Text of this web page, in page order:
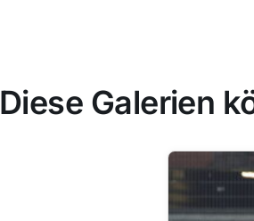
Diese Galerien